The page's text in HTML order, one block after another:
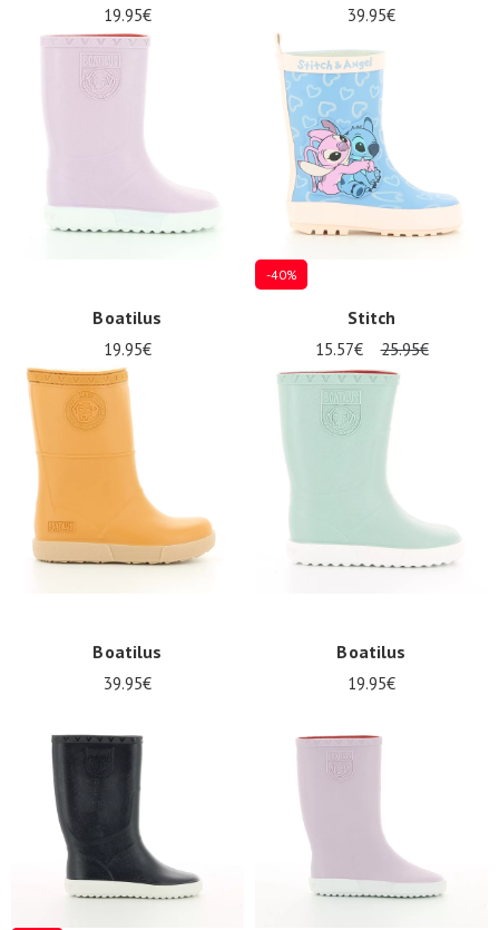
19.95€ 39.95€
Boatilus
19.95€
-40%
Stitch
15.57€ 25.95€
Boatilus
39.95€
Boatilus
19.95€